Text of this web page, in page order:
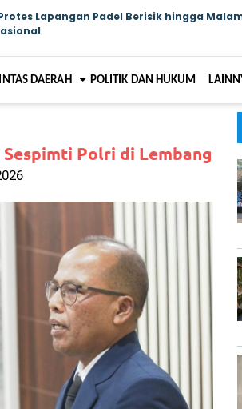
Lapangan Padel Berisik hingga
DAERAH POLITIK DAN HUKUM
Polri di Lembang